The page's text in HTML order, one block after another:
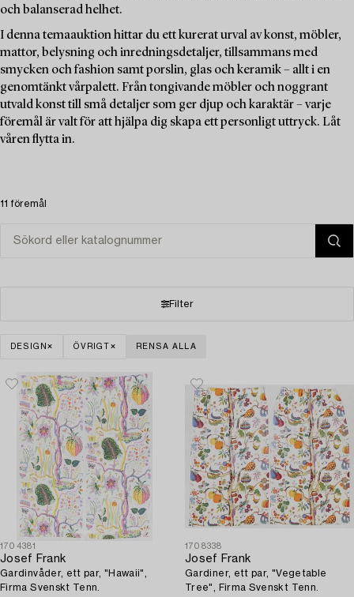
och balanserad helhet.
I denna temaauktion hittar du ett kurerat urval av konst, möbler,
mattor, belysning och inredningsdetaljer, tillsammans med
smycken och fashion samt porslin, glas och keramik – allt i en
genomtänkt vårpalett. Från tongivande möbler och noggrant
utvald konst till små detaljer som ger djup och karaktär – varje
föremål är valt för att hjälpa dig skapa ett personligt uttryck. Låt
våren flytta in.
11 föremål
Filter
DESIGN ÖVRIGT RENSA ALLA
1704381
Josef Frank
Gardinvåder, ett par, "Hawaii",
Firma Svenskt Tenn.
1708338
Josef Frank
Gardiner, ett par, "Vegetable
Tree", Firma Svenskt Tenn.